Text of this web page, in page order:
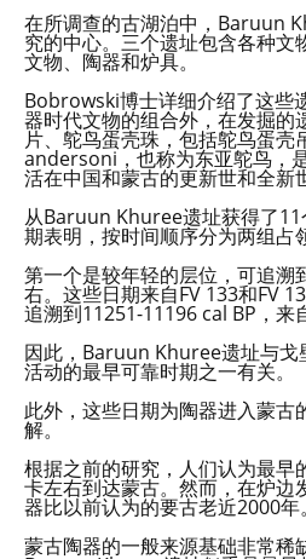
在所调查的古湖泊中，Baruun
究的中心。三个遗址包含各种文
文物、陶器和炉具。
Bobrowski博士详细介绍了这些
器时代文物的组合外，在发掘的
片、鸵鸟蛋壳珠，包括鸵鸟蛋
andersoni，也称为东亚鸵鸟，
活在中国和蒙古的更新世和全新
从Baruun Khuree遗址获得了11
期表明，按时间顺序分为两组占
第一个是较年轻的层位，可追溯
右。这些日期来自FV 133和FV
追溯到11251-11196 cal BP，来
因此，Baruun Khuree遗址与戈
活动的最早可靠时期之一有关。
此外，这些日期为陶器进入蒙古
解。
根据之前的研究，人们认为最早
卡左右到达蒙古。然而，在炉
器比以前认为的要古老近2000年。
蒙古陶器的一般来源基础非常稀